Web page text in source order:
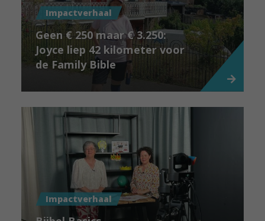
Impactverhaal
Geen € 250 maar € 3.250:
Joyce liep 42 kilometer voor
de Family Bible
Impactverhaal